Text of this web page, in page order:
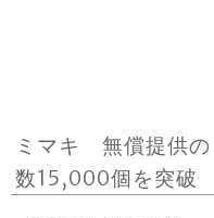
ミマキ 無償提供の
数15,000個を突破